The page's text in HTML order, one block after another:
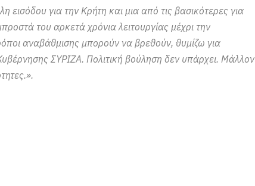
εισόδου για την Κρήτη και μια από τις βασικότερες για
του αρκετά χρόνια λειτουργίας μέχρι την
αναβάθμισης μπορούν να βρεθούν, θυμίζω για
ΣΥΡΙΖΑ. Πολιτική βούληση δεν υπάρχει. Μάλλον